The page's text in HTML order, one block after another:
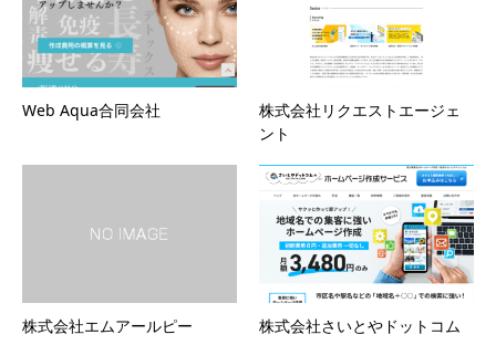
Web Aqua合同会社
株式会社リクエストエージェ
ント
株式会社エムアールピー 株式会社さいとやドットコム